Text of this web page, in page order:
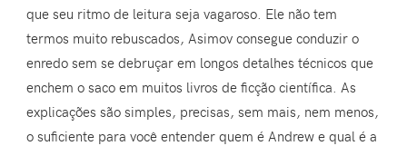
que seu ritmo de leitura seja vagaroso. Ele não tem
termos muito rebuscados, Asimov consegue conduzir o
enredo sem se debruçar em longos detalhes técnicos que
enchem o saco em muitos livros de ficção científica. As
explicações são simples, precisas, sem mais, nem menos,
o suficiente para você entender quem é Andrew e qual é a